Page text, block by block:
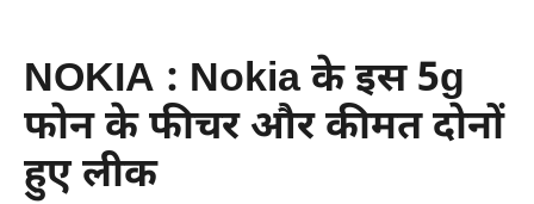
NOKIA : Nokia के इस 5g
फोन के फीचर और कीमत दोनों
हुए लीक